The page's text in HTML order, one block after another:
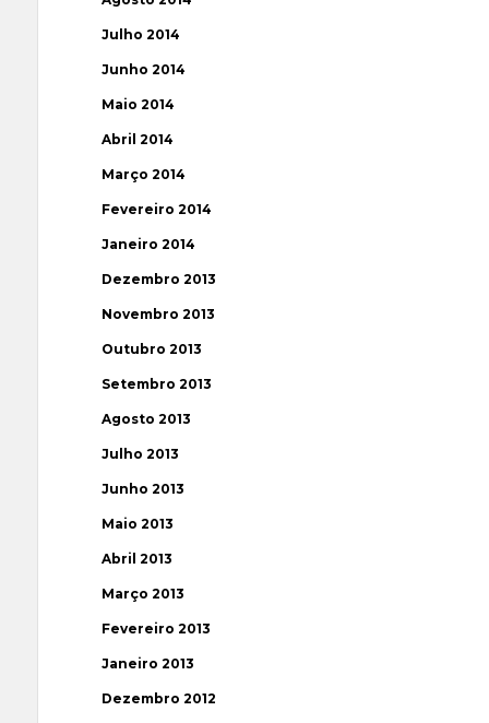
Julho 2014
Junho 2014
Maio 2014
Abril 2014
Março 2014
Fevereiro 2014
Janeiro 2014
Dezembro 2013
Novembro 2013
Outubro 2013
Setembro 2013
Agosto 2013
Julho 2013
Junho 2013
Maio 2013
Abril 2013
Março 2013
Fevereiro 2013
Janeiro 2013
Dezembro 2012